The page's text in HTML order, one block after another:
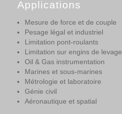
Applications
Mesure de force et de couple
Pesage légal et industriel
Limitation pont-roulants
Limitation sur engins de levage
Oil & Gas instrumentation
Marines et sous-marines
Métrologie et laboratoire
Génie civil
Aéronautique et spatial